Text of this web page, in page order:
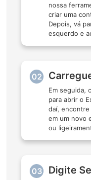
nossa
criar uma
Depois, vá
esquerdo e
02
Em seguida,
para abrir o
daí,
em um novo
ou
03 Digite